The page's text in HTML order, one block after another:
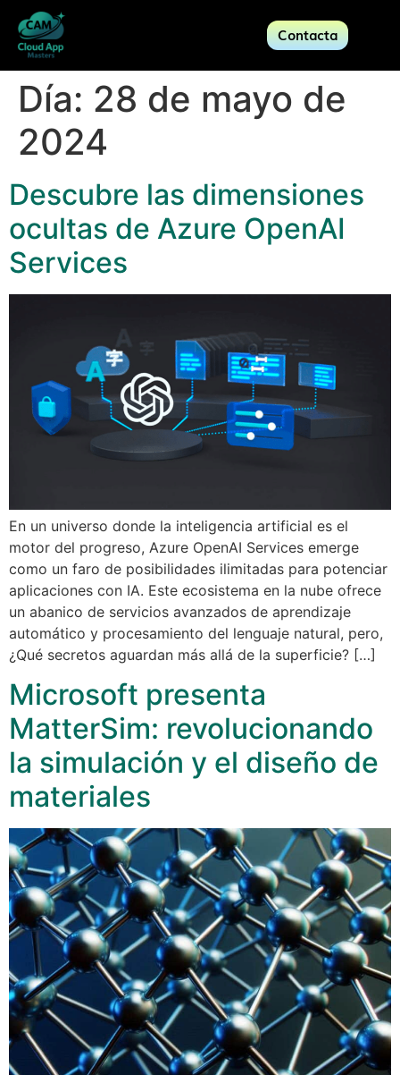
Contacta
Día: 28 de mayo de
2024
Descubre las dimensiones
ocultas de Azure OpenAI
Services
En un universo donde la inteligencia artificial es el
motor del progreso, Azure OpenAI Services emerge
como un faro de posibilidades ilimitadas para potenciar
aplicaciones con IA. Este ecosistema en la nube ofrece
un abanico de servicios avanzados de aprendizaje
automático y procesamiento del lenguaje natural, pero,
¿Qué secretos aguardan más allá de la superficie? […]
Microsoft presenta
MatterSim: revolucionando
la simulación y el diseño de
materiales